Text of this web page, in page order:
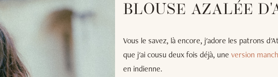
BLOUSE AZALÉE
Vous le savez, là encore, j'adore les patrons
que j'ai cousu deux fois déjà, une version
en indienne.